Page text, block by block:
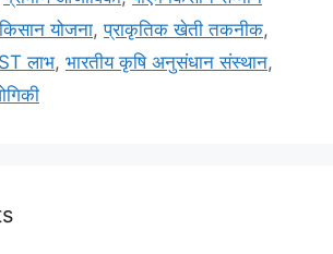
योजना,प्राकृतिक खेती तकनीक,
लाभ, भारतीय कृषि अनुसंधान संस्थान,